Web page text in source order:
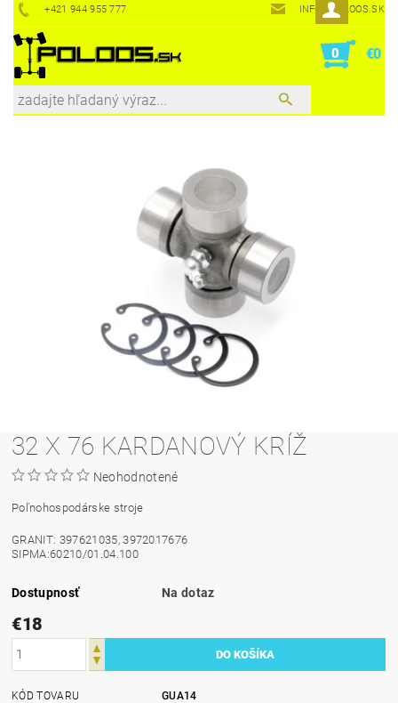
+421 944 955 777 INFO@POLOOS.SK
0 €0
32 X 76 KARDANOVÝ KRÍŽ
Neohodnotené
Poľnohospodárske stroje
GRANIT: 397621035, 3972017676
SIPMA:60210/01.04.100
Dostupnosť Na dotaz
€18
KÓD TOVARU
GUA14